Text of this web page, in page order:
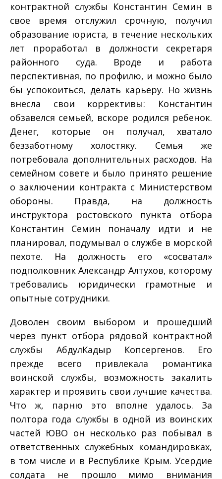
контрактной службы Константин Семин в
свое время отслужил срочную, получил
образование юриста, в течение нескольких
лет проработал в должности секретаря
районного суда. Вроде и работа
перспективная, по профилю, и можно было
бы успокоиться, делать карьеру. Но жизнь
внесла свои коррективы: Константин
обзавелся семьей, вскоре родился ребенок.
Денег, которые он получал, хватало
беззаботному холостяку. Семья же
потребовала дополнительных расходов. На
семейном совете и было принято решение
о заключении контракта с Министерством
обороны. Правда, на должность
инструктора ростовского пункта отбора
Константин Семин поначалу идти и не
планировал, подумывал о службе в морской
пехоте. На должность его «сосватал»
подполковник Александр Алтухов, которому
требовались юридически грамотные и
опытные сотрудники.
Доволен своим выбором и прошедший
через пункт отбора рядовой контрактной
службы Абдул­Кадыр Копсергенов. Его
прежде всего привлекала романтика
воинской службы, возможность закалить
характер и проявить свои лучшие качества.
Что ж, парню это вполне удалось. За
полтора года службы в одной из воинских
частей ЮВО он несколько раз побывал в
ответственных служебных командировках,
в том числе и в Республике Крым. Усердие
солдата не прошло мимо внимания